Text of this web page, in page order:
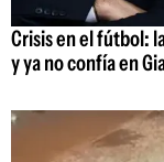
Crisis en el fútbol:
y ya no confía en